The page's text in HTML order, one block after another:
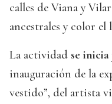
calles de Viana y
ancestrales y color el
La actividad se
inauguración de la
vestido”, del artista